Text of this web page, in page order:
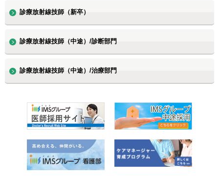
診療放射線技師（新卒）
診療放射線技師（中途）/診断部門
診療放射線技師（中途）/治療部門